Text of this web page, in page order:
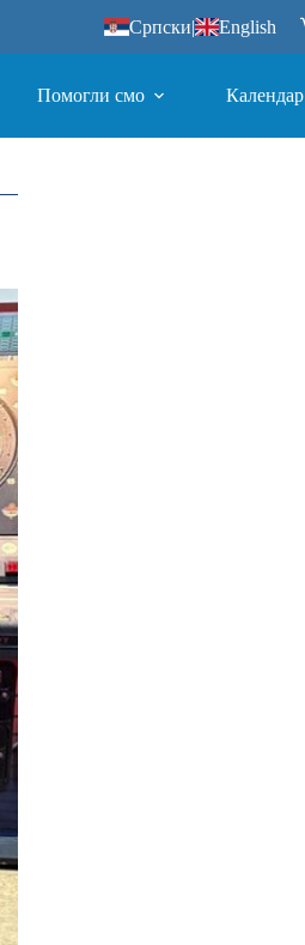
Српски| English
Помогли смо Календар